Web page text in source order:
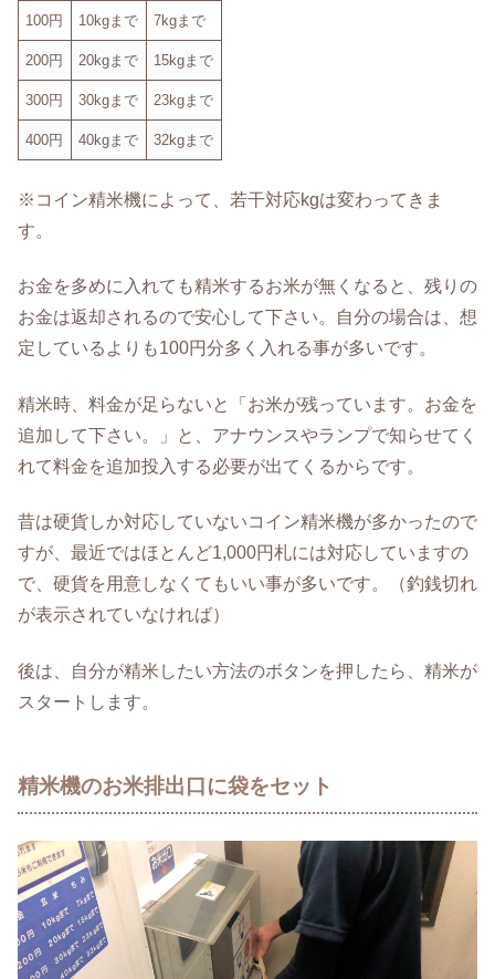
100円 10kgまで 7kgまで
200円 20kgまで 15kgまで
300円 30kgまで 23kgまで
400円 40kgまで 32kgまで
※コイン精米機によって、若干対応kgは変わってきま
す。
お金を多めに入れても精米するお米が無くなると、残りの
お金は返却されるので安心して下さい。自分の場合は、想
定しているよりも100円分多く入れる事が多いです。
精米時、料金が足らないと「お米が残っています。お金を
追加して下さい。」と、アナウンスやランプで知らせてく
れて料金を追加投入する必要が出てくるからです。
昔は硬貨しか対応していないコイン精米機が多かったので
すが、最近ではほとんど1,000円札には対応していますの
で、硬貨を用意しなくてもいい事が多いです。（釣銭切れ
が表示されていなければ）
後は、自分が精米したい方法のボタンを押したら、精米が
スタートします。
精米機のお米排出口に袋をセット